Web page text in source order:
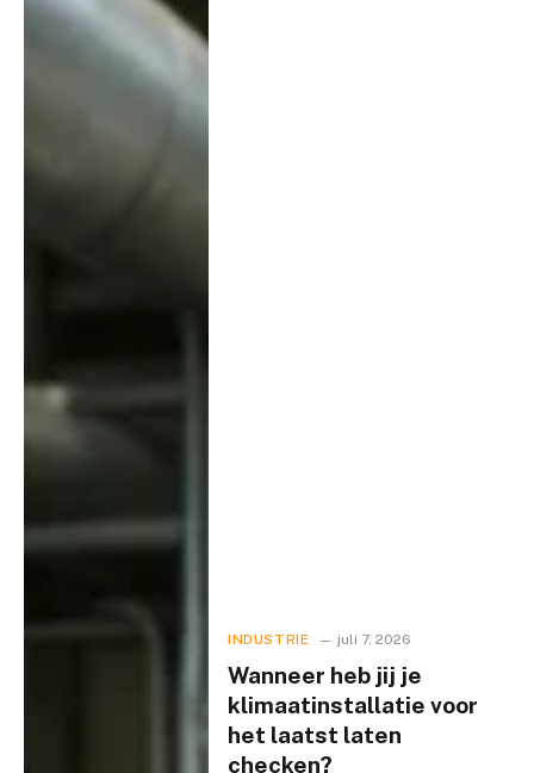
INDUSTRIE juli 7, 2026
Wanneer heb jij je
klimaatinstallatie voor
het laatst laten
checken?